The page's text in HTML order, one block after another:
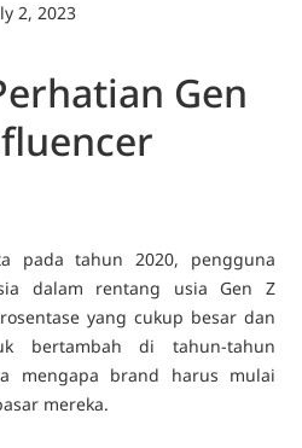
2, 2023
Gen
pada tahun 2020, pengguna
dalam rentang usia Gen Z
yang cukup besar dan
bertambah di tahun-tahun
mengapa brand harus mulai
mereka.